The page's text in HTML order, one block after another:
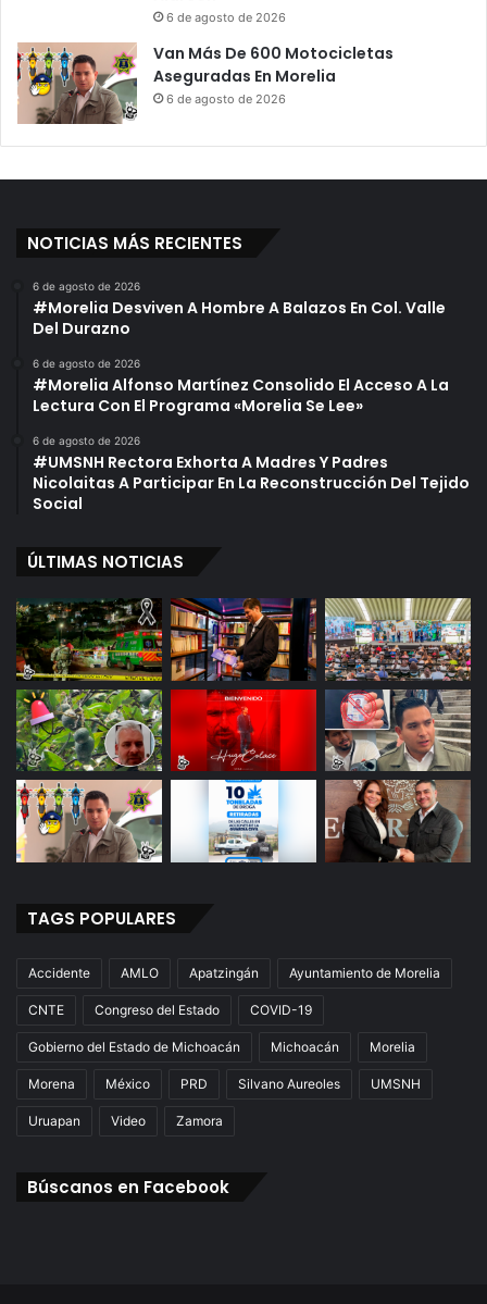
6 de agosto de 2026
Van Más De 600 Motocicletas
Aseguradas En Morelia
6 de agosto de 2026
NOTICIAS MÁS RECIENTES
6 de agosto de 2026
#Morelia Desviven A Hombre A Balazos En Col. Valle
Del Durazno
6 de agosto de 2026
#Morelia Alfonso Martínez Consolido El Acceso A La
Lectura Con El Programa «Morelia Se Lee»
6 de agosto de 2026
#UMSNH Rectora Exhorta A Madres Y Padres
Nicolaitas A Participar En La Reconstrucción Del Tejido
Social
ÚLTIMAS NOTICIAS
TAGS POPULARES
Accidente AMLO Apatzingán Ayuntamiento de Morelia
CNTE Congreso del Estado COVID-19
Gobierno del Estado de Michoacán Michoacán Morelia
Morena México PRD Silvano Aureoles UMSNH
Uruapan Video Zamora
Búscanos en Facebook